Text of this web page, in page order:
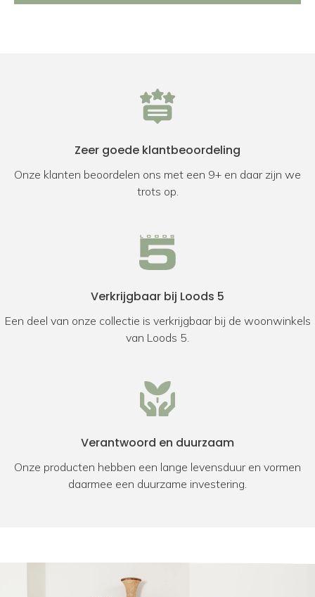
Zeer goede klantbeoordeling
Onze klanten beoordelen ons met een 9+ en daar zijn we
trots op.
Verkrijgbaar bij Loods 5
Een deel van onze collectie is verkrijgbaar bij de woonwinkels
van Loods 5.
Verantwoord en duurzaam
Onze producten hebben een lange levensduur en vormen
daarmee een duurzame investering.